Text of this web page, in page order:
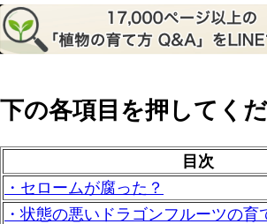
下の各項目を押してくだ
目次
・セロームが腐った？
・状態の悪いドラゴンフルーツの育